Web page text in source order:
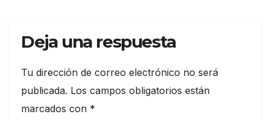
Deja una respuesta
Tu dirección de correo electrónico no será
publicada. Los campos obligatorios están
marcados con *